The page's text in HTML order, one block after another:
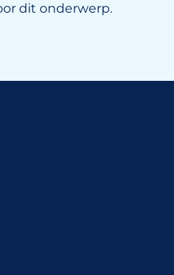
dit onderwerp.